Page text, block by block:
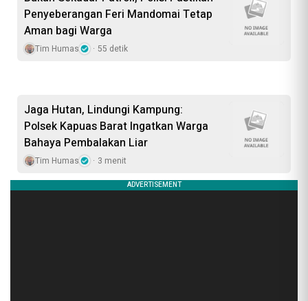
Penyeberangan Feri Mandomai Tetap
Aman bagi Warga
Tim Humas 55 detik
Jaga Hutan, Lindungi Kampung:
Polsek Kapuas Barat Ingatkan Warga
Bahaya Pembalakan Liar
Tim Humas 3 menit